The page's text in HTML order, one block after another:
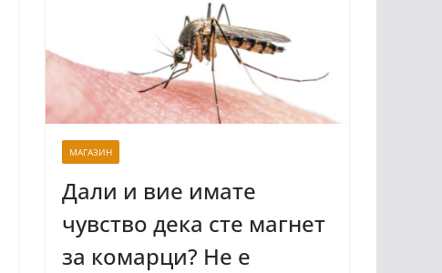
МАГАЗИН
Дали и вие имате
чувство дека сте магнет
за комарци? Не е